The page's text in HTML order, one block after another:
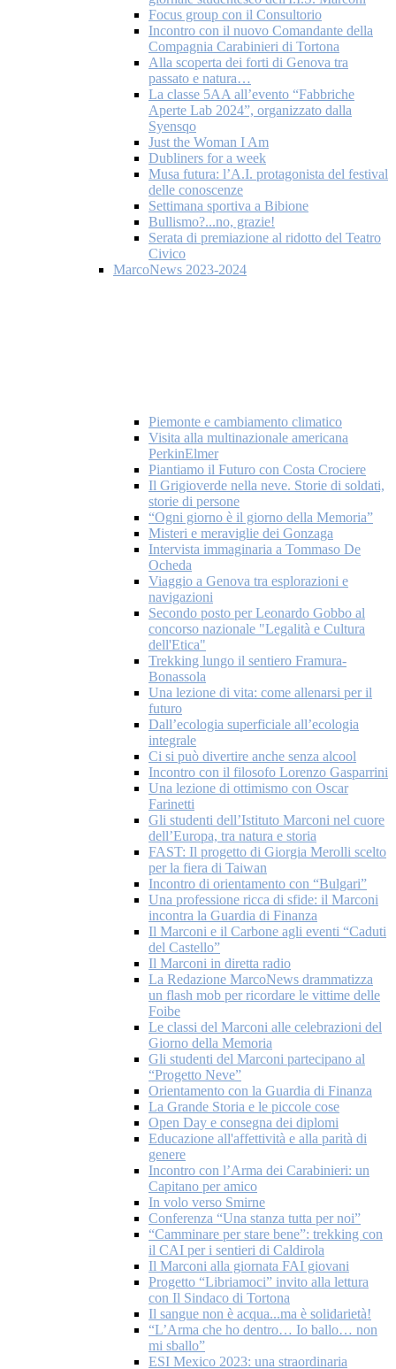
Focus group con il Consultorio
Incontro con il nuovo Comandante della
Compagnia Carabinieri di Tortona
Alla scoperta dei forti di Genova tra
passato e natura…
La classe 5AA all’evento “Fabbriche
Aperte Lab 2024”, organizzato dalla
Syensqo
Just the Woman I Am
Dubliners for a week
Musa futura: l’A.I. protagonista del festival
delle conoscenze
Settimana sportiva a Bibione
Bullismo?...no, grazie!
Serata di premiazione al ridotto del Teatro
Civico
MarcoNews 2023-2024
Piemonte e cambiamento climatico
Visita alla multinazionale americana
PerkinElmer
Piantiamo il Futuro con Costa Crociere
Il Grigioverde nella neve. Storie di soldati,
storie di persone
“Ogni giorno è il giorno della Memoria”
Misteri e meraviglie dei Gonzaga
Intervista immaginaria a Tommaso De
Ocheda
Viaggio a Genova tra esplorazioni e
navigazioni
Secondo posto per Leonardo Gobbo al
concorso nazionale "Legalità e Cultura
dell'Etica"
Trekking lungo il sentiero Framura-
Bonassola
Una lezione di vita: come allenarsi per il
futuro
Dall’ecologia superficiale all’ecologia
integrale
Ci si può divertire anche senza alcool
Incontro con il filosofo Lorenzo Gasparrini
Una lezione di ottimismo con Oscar
Farinetti
Gli studenti dell’Istituto Marconi nel cuore
dell’Europa, tra natura e storia
FAST: Il progetto di Giorgia Merolli scelto
per la fiera di Taiwan
Incontro di orientamento con “Bulgari”
Una professione ricca di sfide: il Marconi
incontra la Guardia di Finanza
Il Marconi e il Carbone agli eventi “Caduti
del Castello”
Il Marconi in diretta radio
La Redazione MarcoNews drammatizza
un flash mob per ricordare le vittime delle
Foibe
Le classi del Marconi alle celebrazioni del
Giorno della Memoria
Gli studenti del Marconi partecipano al
“Progetto Neve”
Orientamento con la Guardia di Finanza
La Grande Storia e le piccole cose
Open Day e consegna dei diplomi
Educazione all'affettività e alla parità di
genere
Incontro con l’Arma dei Carabinieri: un
Capitano per amico
In volo verso Smirne
Conferenza “Una stanza tutta per noi”
“Camminare per stare bene”: trekking con
il CAI per i sentieri di Caldirola
Il Marconi alla giornata FAI giovani
Progetto “Libriamoci” invito alla lettura
con Il Sindaco di Tortona
Il sangue non è acqua...ma è solidarietà!
“L’Arma che ho dentro… Io ballo… non
mi sballo”
ESI Mexico 2023: una straordinaria